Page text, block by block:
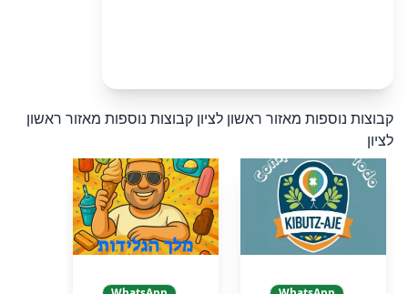
קבוצות נוספות מאזור ראשון לציון קבוצות נוספות מאזור ראשון
לציון